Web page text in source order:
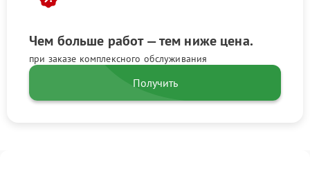
Чем больше работ — тем ниже цена.
при заказе комплексного обслуживания
Получить